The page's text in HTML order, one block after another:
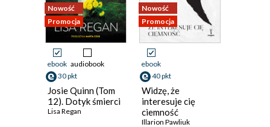
Nowość
Promocja
ebook audiobook
30 pkt
Josie Quinn (Tom
12). Dotyk śmierci
Lisa Regan
Nowość
Promocja
ebook
40 pkt
Widzę, że
interesuje cię
ciemność
Illarion Pawliuk